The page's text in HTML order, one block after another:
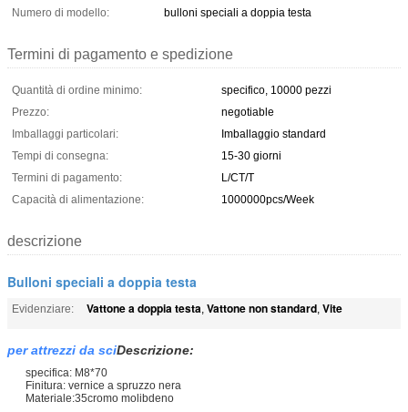
Numero di modello:
bulloni speciali a doppia testa
Termini di pagamento e spedizione
Quantità di ordine minimo:
specifico, 10000 pezzi
Prezzo:
negotiable
Imballaggi particolari:
Imballaggio standard
Tempi di consegna:
15-30 giorni
Termini di pagamento:
L/CT/T
Capacità di alimentazione:
1000000pcs/Week
descrizione
Bulloni speciali a doppia testa
Evidenziare: Vattone a doppia testa, Vattone non standard, Vite
per attrezzi da sciDescrizione:
specifica: M8*70
Finitura: vernice a spruzzo nera
Materiale:35cromo molibdeno